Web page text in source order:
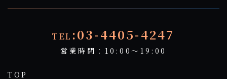
TEL :03-4405-4247
営業時間：10:00～19:00
TOP